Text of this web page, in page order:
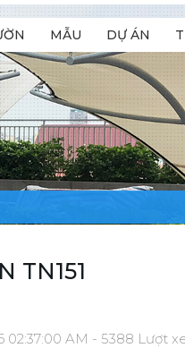
MẪU DỰ ÁN
TN151
02:37:00 AM - 5388 Lượt